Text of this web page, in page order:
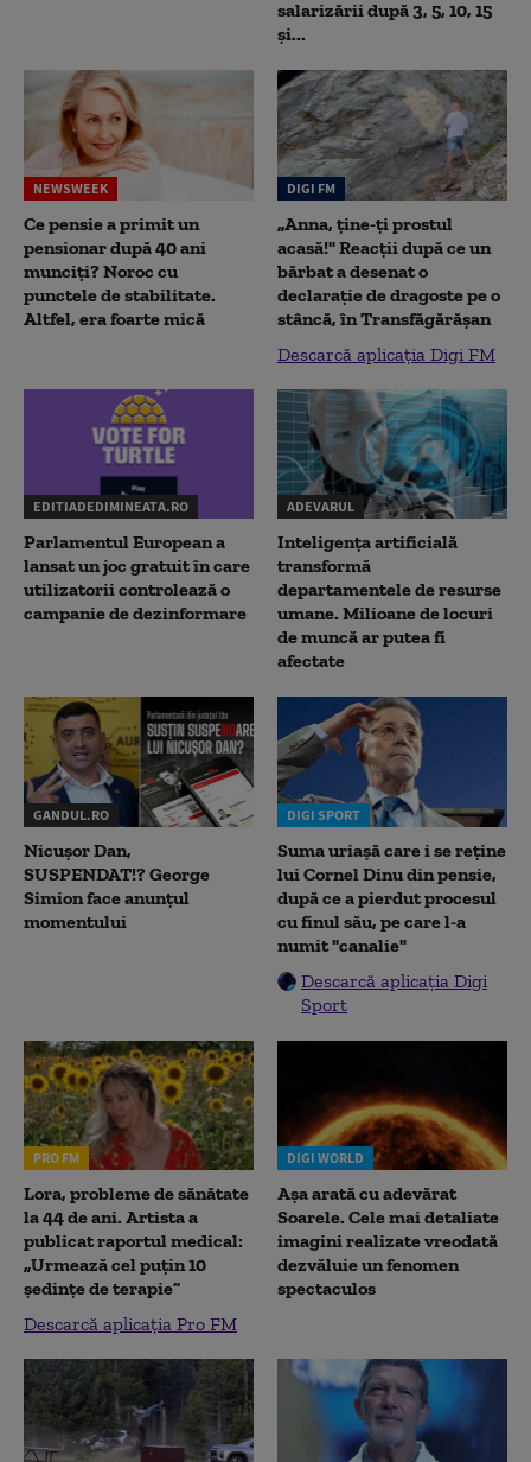
salarizării după 3, 5, 10, 15
și...
NEWSWEEK
Ce pensie a primit un
pensionar după 40 ani
munciți? Noroc cu
punctele de stabilitate.
Altfel, era foarte mică
DIGI FM
„Anna, ţine-ţi prostul
acasă!" Reacţii după ce un
bărbat a desenat o
declaraţie de dragoste pe o
stâncă, în Transfăgărăşan
Descarcă aplicația Digi FM
EDITIADEDIMINEATA.RO
Parlamentul European a
lansat un joc gratuit în care
utilizatorii controlează o
campanie de dezinformare
ADEVARUL
Inteligența artificială
transformă
departamentele de resurse
umane. Milioane de locuri
de muncă ar putea fi
afectate
GANDUL.RO
Nicușor Dan,
SUSPENDAT!? George
Simion face anunțul
momentului
DIGI SPORT
Suma uriașă care i se reține
lui Cornel Dinu din pensie,
după ce a pierdut procesul
cu finul său, pe care l-a
numit "canalie"
Descarcă aplicația Digi
Sport
PRO FM
Lora, probleme de sănătate
la 44 de ani. Artista a
publicat raportul medical:
„Urmează cel puțin 10
ședințe de terapie”
Descarcă aplicația Pro FM
DIGI WORLD
Așa arată cu adevărat
Soarele. Cele mai detaliate
imagini realizate vreodată
dezvăluie un fenomen
spectaculos